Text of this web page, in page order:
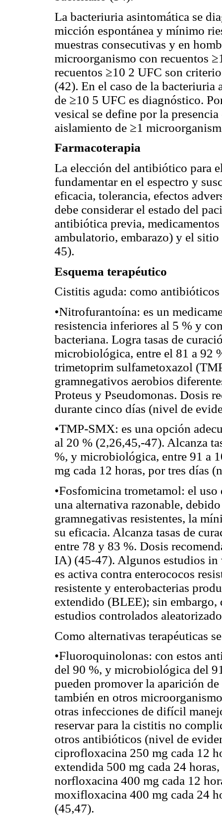
La bacteriuria asintomática se
micción espontánea y mínimo
muestras consecutivas y en
microorganismo con recuentos
recuentos ≥10 2 UFC son
(42). En el caso de la bacteriuria
de ≥10 5 UFC es diagnóstico.
vesical se define por la
aislamiento de ≥1
Farmacoterapia
La elección del antibiótico para
fundamentar en el espectro y
eficacia, tolerancia, efectos
debe considerar el estado del
antibiótica previa,
ambulatorio, embarazo) y el
45).
Esquema terapéutico
Cistitis aguda: como
•Nitrofurantoína: es un
resistencia inferiores al 5 % y
bacteriana. Logra tasas de
microbiológica, entre el 81 a 92
trimetoprim sulfametoxazol
gramnegativos aerobios
Proteus y Pseudomonas. Dosis
durante cinco días (nivel de
•TMP-SMX: es una opción
al 20 % (2,26,45,-47). Alcanza
%, y microbiológica, entre 91 a
mg cada 12 horas, por tres días
•Fosfomicina trometamol: el uso
una alternativa razonable,
gramnegativas resistentes, la
su eficacia. Alcanza tasas de
entre 78 y 83 %. Dosis
IA) (45-47). Algunos estudios
es activa contra enterococos
resistente y enterobacterias
extendido (BLEE); sin
estudios controlados
Como alternativas terapéuticas
•Fluoroquinolonas: con estos
del 90 %, y microbiológica del
pueden promover la aparición
también en otros
otras infecciones de difícil
reservar para la cistitis no
otros antibióticos (nivel de
ciprofloxacina 250 mg cada 12
extendida 500 mg cada 24
norfloxacina 400 mg cada 12
moxifloxacina 400 mg cada 24
(45,47).